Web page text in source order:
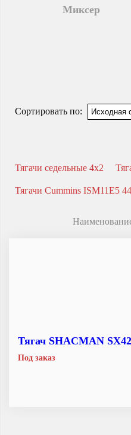
Миксер
Сортировать по:
Тягачи седельные 4x2
Тягачи Cummins ISM11E5
Тягач SHACMAN
Под заказ